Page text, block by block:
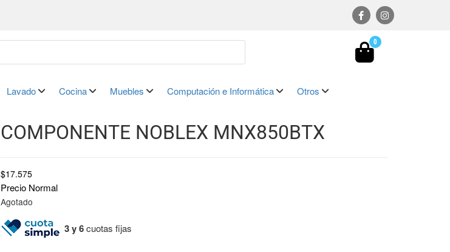
0
Lavado Cocina Muebles Computación e Informática Otros
COMPONENTE NOBLEX MNX850BTX
$17.575
Precio Normal
Agotado
3 y 6cuotas fijas